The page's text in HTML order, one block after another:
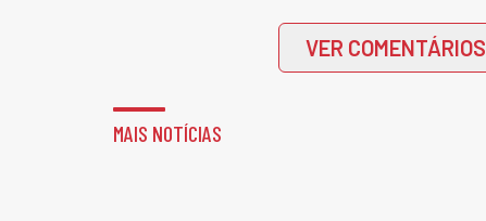
VER COMENTÁRIOS
MAIS NOTÍCIAS